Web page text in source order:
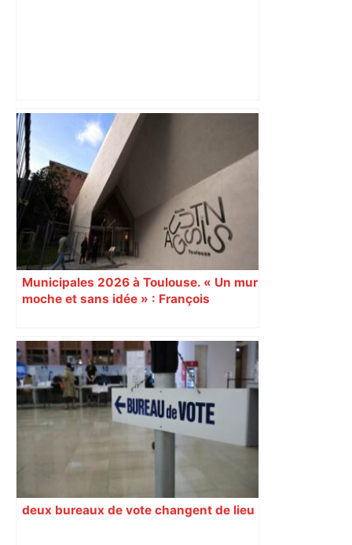
Alliance PS/LFI à Toulouse : Marc
Sztulman claque la porte – RMC
Municipales 2026 à Toulouse. « Un mur
moche et sans idée » : François
Augustins
deux bureaux de vote changent de lieu